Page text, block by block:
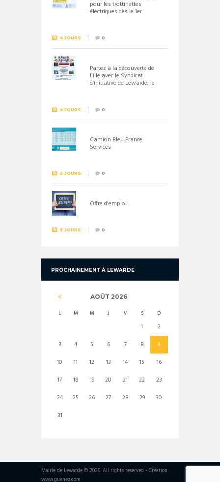
pour les trottinettes
électriques dès le 1er
4 JOURS 0
Partez à la découverte de
Lille avec le Syndicat
d’initiative de Lewarde, le
4 JOURS 0
Camion Bleu France
Services
5 JOURS 0
Offre d'emploi
5 JOURS 0
PROCHAINEMENT À LEWARDE
AOÛT 2026
L M M J V S D
1
2
3
4 5 6 7 8
9
10
11 12 13 14 15
16
17
18 19 20 21 22
23
24
25 26 27 28 29
30
31
Mairie de Lewarde © 2026. All rights reserved - Création :
www.guenez.com